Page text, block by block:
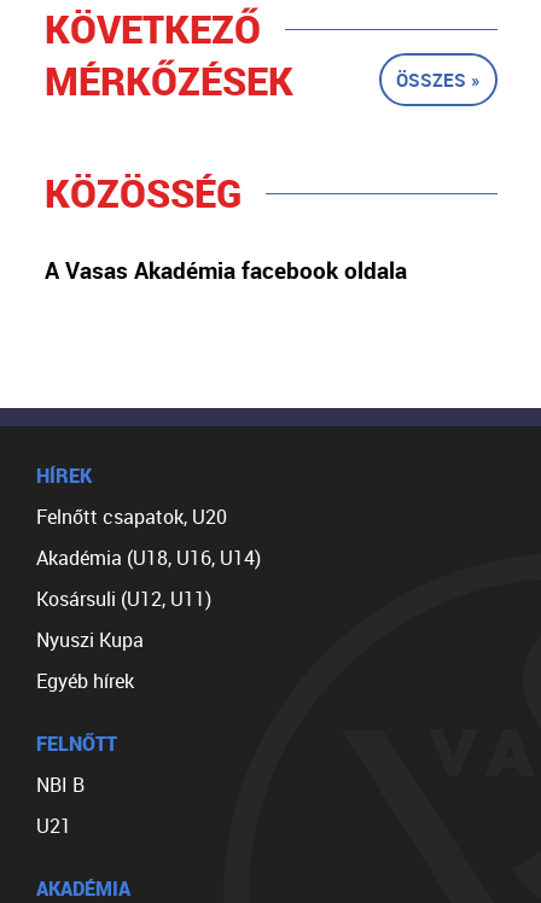
KÖVETKEZŐ
MÉRKŐZÉSEK
ÖSSZES »
KÖZÖSSÉG
A Vasas Akadémia facebook oldala
HÍREK
Felnőtt csapatok, U20
Akadémia (U18, U16, U14)
Kosársuli (U12, U11)
Nyuszi Kupa
Egyéb hírek
FELNŐTT
NBI B
U21
AKADÉMIA